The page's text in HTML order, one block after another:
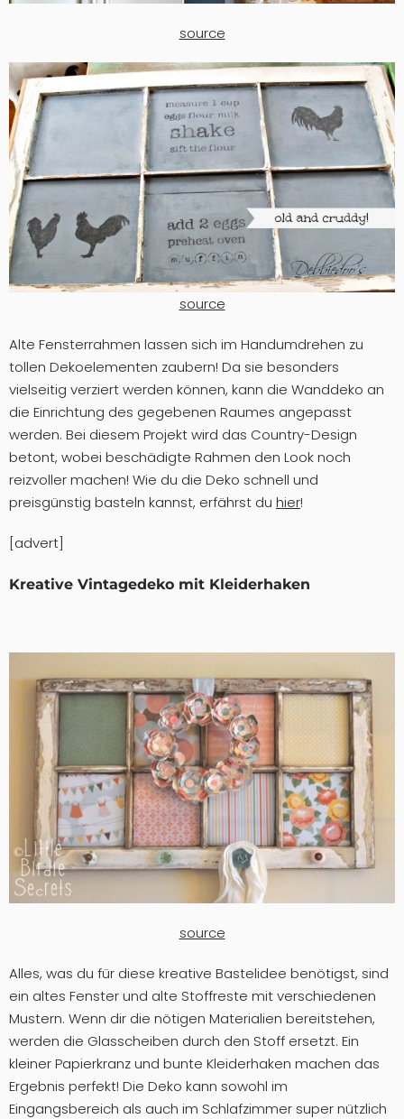
source
source
Alte Fensterrahmen lassen sich im Handumdrehen zu
tollen Dekoelementen zaubern! Da sie besonders
vielseitig verziert werden können, kann die Wanddeko an
die Einrichtung des gegebenen Raumes angepasst
werden. Bei diesem Projekt wird das Country-Design
betont, wobei beschädigte Rahmen den Look noch
reizvoller machen! Wie du die Deko schnell und
preisgünstig basteln kannst, erfährst du hier!
[advert]
Kreative Vintagedeko mit Kleiderhaken
source
Alles, was du für diese kreative Bastelidee benötigst, sind
ein altes Fenster und alte Stoffreste mit verschiedenen
Mustern. Wenn dir die nötigen Materialien bereitstehen,
werden die Glasscheiben durch den Stoff ersetzt. Ein
kleiner Papierkranz und bunte Kleiderhaken machen das
Ergebnis perfekt! Die Deko kann sowohl im
Eingangsbereich als auch im Schlafzimmer super nützlich